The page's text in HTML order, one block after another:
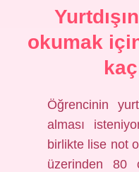
okumak
Öğrencinin
alması
birlikte lise not
üzerinden 80